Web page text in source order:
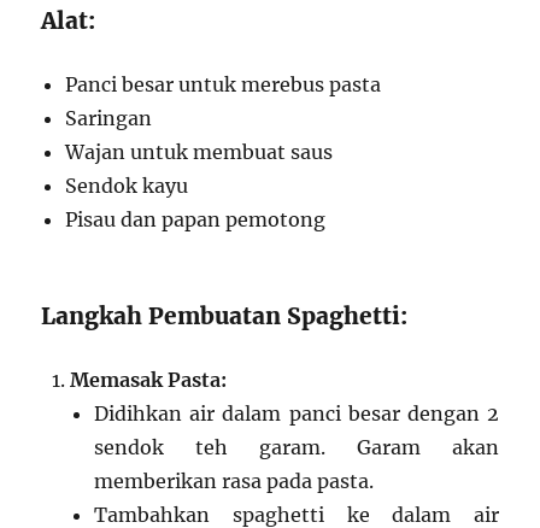
Alat:
Panci besar untuk merebus pasta
Saringan
Wajan untuk membuat saus
Sendok kayu
Pisau dan papan pemotong
Langkah Pembuatan Spaghetti:
Memasak Pasta:
Didihkan air dalam panci besar dengan 2
sendok teh garam. Garam akan
memberikan rasa pada pasta.
Tambahkan spaghetti ke dalam air